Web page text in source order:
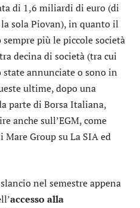
di 1,6 miliardi di euro (di
sola Piovan), in quanto il
più le piccole società
decina di società (tra cui
state annunciate o sono in
ultime, dopo una
parte di Borsa Italiana,
anche sull’EGM, come
Mare GroupsuLa SIAed
nel semestre appena
accesso alla